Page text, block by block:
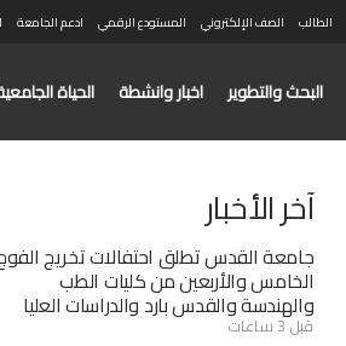
الطالب الصف الإلكتروني المستودع الرقمي ادعم الجامعة
البحث والتطوير اخبار وانشطة الحياة
آخر الأخبار
جامعة القدس تطلق احتفالات تخريج
الخامس والأربعين من كليات الطب
والهندسة والقدس بارد والدراسات العليا
قبل 3 ساعات